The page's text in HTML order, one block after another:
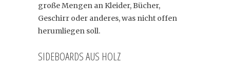
große Mengen an Kleider, Bücher,
Geschirr oder anderes, was nicht offen
herumliegen soll.
SIDEBOARDS AUS HOLZ